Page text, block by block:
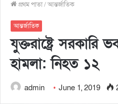
প্রথম পাতা/আন্তর্জাতিক
আন্তর্জাতিক
যুক্তরাষ্ট্রে সরকারি
হামলা: নিহত ১২
admin June 1, 2019